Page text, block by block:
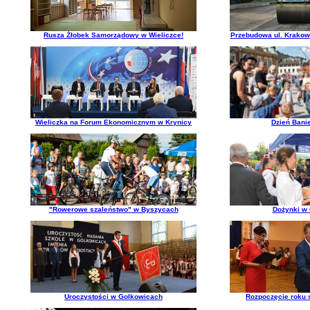
Rusza Żłobek Samorządowy w Wieliczce! Przebudowa ul.
Wieliczka na Forum Ekonomicznym w Krynicy Dzień
"Rowerowe szaleństwo" w Byszycach Dożynki w
Uroczystości w Golkowicach Rozpoczęcie roku